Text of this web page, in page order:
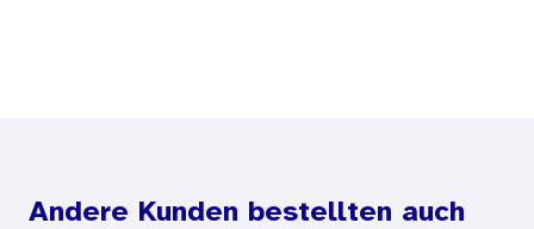
Andere Kunden bestellten auch